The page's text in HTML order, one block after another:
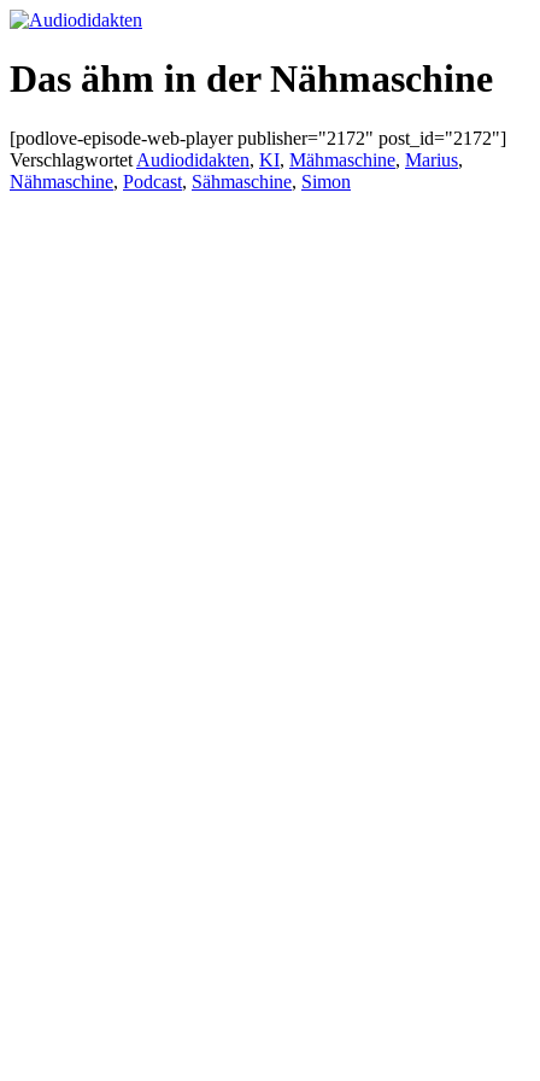
Zum
springen
Das ähm in der Nähmaschine
[podlove-episode-web-player publisher="2172" post_id="2172"]
Verschlagwortet Audiodidakten, KI, Mähmaschine, Marius,
Nähmaschine, Podcast, Sähmaschine, Simon